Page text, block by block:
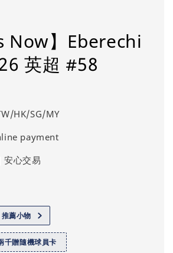
Now】Eberechi
英超 #58
HK/SG/MY
payment
安心交易
推薦小物
千贈隨機球員卡